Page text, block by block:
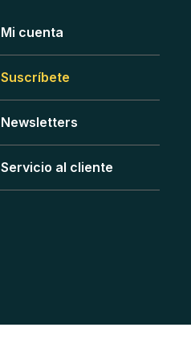
Mi cuenta
Suscríbete
Newsletters
Servicio al cliente